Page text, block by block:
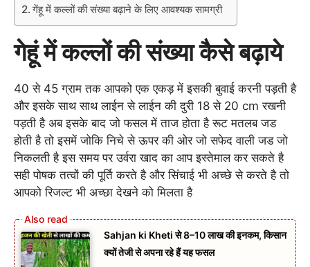
गेंहू में कल्लों की संख्या बढ़ाने के लिए आवश्यक सामग्री
गेहूं में कल्लों की संख्या कैसे बढ़ाये
40 से 45 ग्राम तक आपको एक एकड़ में इसकी बुवाई करनी पड़ती है
और इसके साथ साथ लाईन से लाईन की दुरी 18 से 20 cm रखनी
पड़ती है अब इसके बाद जो फसल में ताज होता है रूट मतलब जड
होती है तो इसमें जोकि निचे से ऊपर की ओर जो सफेद वाली जड जो
निकलती है इस समय पर उर्वरा खाद का आप इस्तेमाल कर सकते है
सही पोषक तत्वों की पूर्ति करते है और सिंचाई भी अच्छे से करते है तो
आपको रिजल्ट भी अच्छा देखने को मिलता है
Sahjan ki Kheti से 8–10 लाख की इनकम, किसान
क्यों तेजी से अपना रहे हैं यह फसल